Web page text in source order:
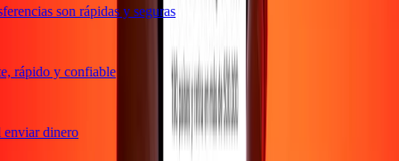
son rápidas y seguras
rápido y confiable
dinero